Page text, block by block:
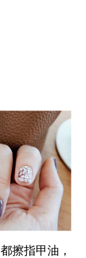
擦指甲油，